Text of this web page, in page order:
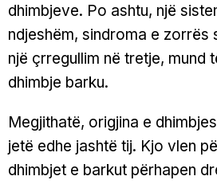
dhimbjeve. Po ashtu, një
ndjeshëm, sindroma e zorrës
një çrregullim në tretje, mund
dhimbje barku.
Megjithatë, origjina e
jetë edhe jashtë tij. Kjo vlen
dhimbjet e barkut përhapen